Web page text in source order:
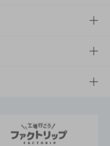
ティ経営